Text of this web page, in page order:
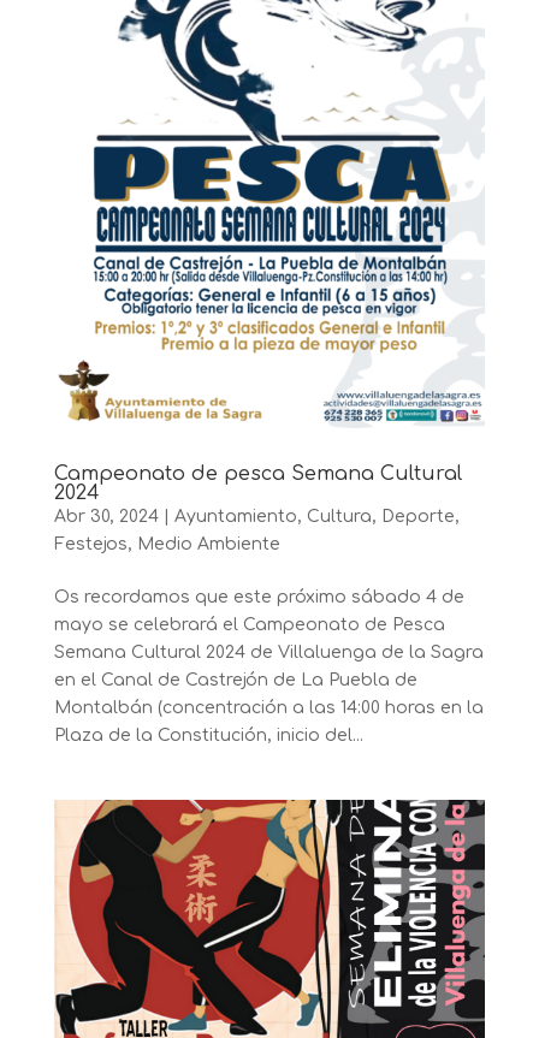
Campeonato de pesca Semana Cultural
2024
Abr 30, 2024| Ayuntamiento, Cultura, Deporte,
Festejos, Medio Ambiente
Os recordamos que este próximo sábado 4 de
mayo se celebrará el Campeonato de Pesca
Semana Cultural 2024 de Villaluenga de la Sagra
en el Canal de Castrejón de La Puebla de
Montalbán (concentración a las 14:00 horas en la
Plaza de la Constitución, inicio del...